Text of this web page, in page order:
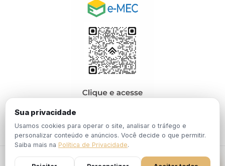
© 2026 EBPÓS. Todos os direitos reservados.
Sua privacidade
Usamos cookies para operar o site, analisar o tráfego e
personalizar conteúdo e anúncios. Você decide o que permitir.
Saiba mais na Política de Privacidade.